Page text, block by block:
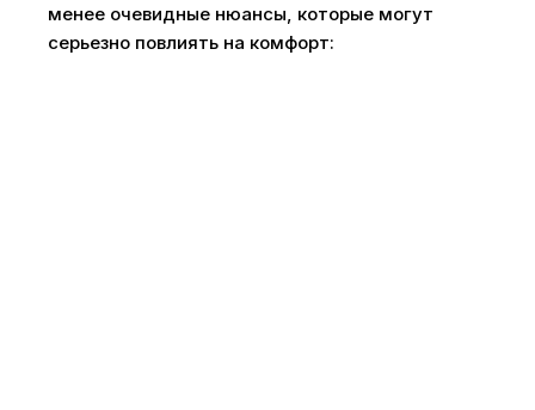
менее очевидные нюансы, которые могут
серьезно повлиять на комфорт: